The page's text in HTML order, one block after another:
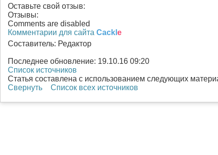
Оставьте свой отзыв:
Отзывы:
Comments are disabled
Комментарии для сайта Cackl e
Составитель: Редактор
Последнее обновление: 19.10.16 09:20
Список источников
Статья составлена с использованием следующих
Свернуть
Список всех источников